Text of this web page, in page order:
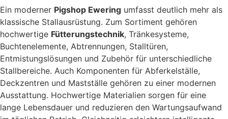
Ein moderner Pigshop Ewering umfasst deutlich mehr als
klassische Stallausrüstung. Zum Sortiment gehören
hochwertige Fütterungstechnik, Tränkesysteme,
Buchtenelemente, Abtrennungen, Stalltüren,
Entmistungslösungen und Zubehör für unterschiedliche
Stallbereiche. Auch Komponenten für Abferkelställe,
Deckzentren und Mastställe gehören zu einer modernen
Ausstattung. Hochwertige Materialien sorgen für eine
lange Lebensdauer und reduzieren den Wartungsaufwand